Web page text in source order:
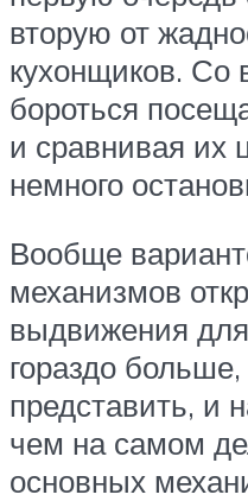
вторую от
кухонщиков. Со
бороться
и сравнивая их
немного
Вообще
механизмов
выдвижения
гораздо
представить, и
чем на самом
основных